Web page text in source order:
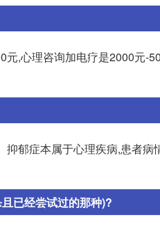
,心理咨询加电疗是2000元-
郁症本属于心理疾病,患者
已经尝试过的那种)?